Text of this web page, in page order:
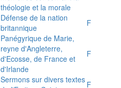
théologie et la morale
Défense de la nation
britannique
F
Panégyrique de Marie,
reyne d'Angleterre,
d'Ecosse, de France et
d'Irlande
F
Sermons sur divers textes F